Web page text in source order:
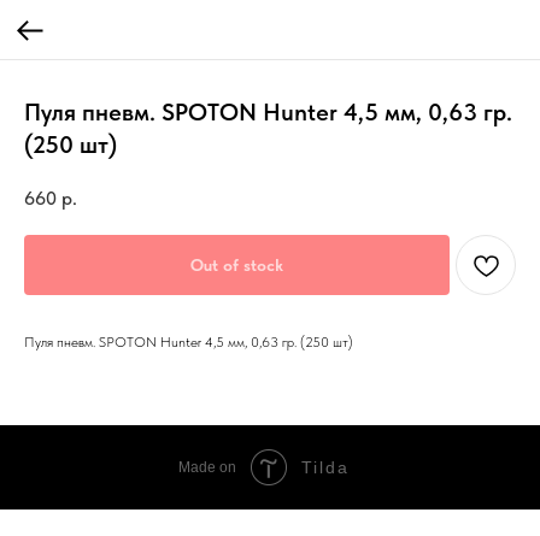
Пуля пневм. SPOTON Hunter 4,5 мм, 0,63 гр.
(250 шт)
660 р.
Out of stock
Пуля пневм. SPOTON Hunter 4,5 мм, 0,63 гр. (250 шт)
Made on Tilda